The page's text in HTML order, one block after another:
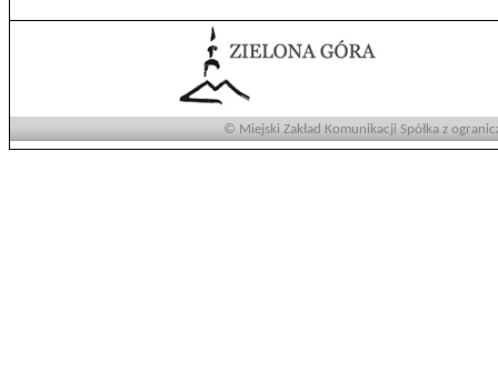
© Miejski Zakład Komunikacji Spółka z